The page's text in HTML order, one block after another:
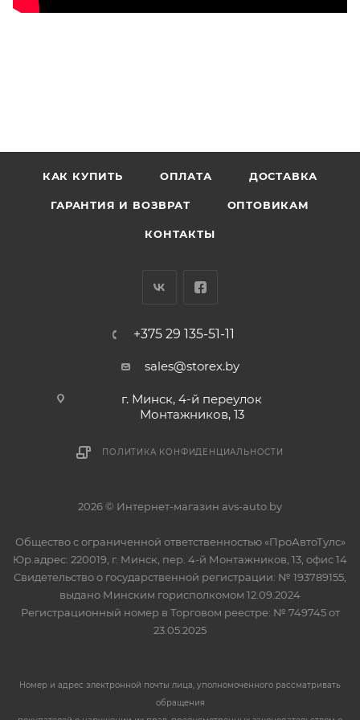
КАК КУПИТЬ ОПЛАТА ДОСТАВКА
ГАРАНТИЯ И ВОЗВРАТ ОПТОВИКАМ
КОНТАКТЫ
+375 29 135-51-11
sales@storex.by
г. Минск, 4-й переулок
Монтажников, 13
ПОЛИТИКА КОНФИДЕНЦИАЛЬНОСТИ
2026 © Интернет-магазин avs-auto.by
Общество с ограниченной ответственностью «ПроАвтоТулс»
Юр.адрес: 220019, г. Минск, пер. 4-й Монтажников, 13, офис 14
Свидетельство о государственной регистрации: № 193789155,
выдано Минским горисполкомом 12.09.2024
Регистрационный номер в Торговом реестре: № 749745 от
23.05.2025
Номер и адрес электронной почты лица, уполномоченного рассматривать
обращения